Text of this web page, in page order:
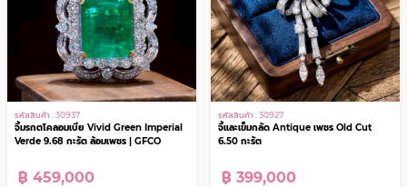
฿ 29,000 ฿ 139,000
NEW